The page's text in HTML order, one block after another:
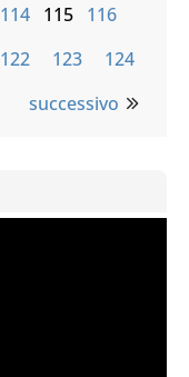
114 115 116
122 123
124
successivo